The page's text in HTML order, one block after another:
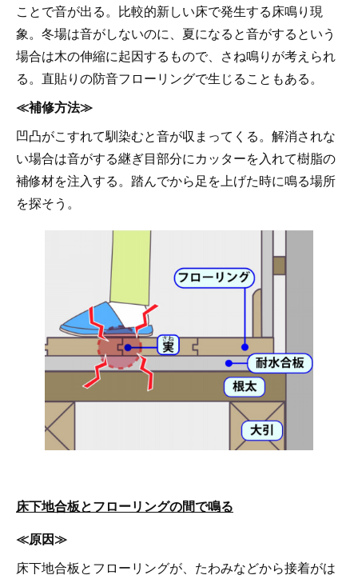
ことで音が出る。比較的新しい床で発生する床鳴り現
象。冬場は音がしないのに、夏になると音がするという
場合は木の伸縮に起因するもので、さね鳴りが考えられ
る。直貼りの防音フローリングで生じることもある。
≪補修方法≫
凹凸がこすれて馴染むと音が収まってくる。解消されな
い場合は音がする継ぎ目部分にカッターを入れて樹脂の
補修材を注入する。踏んでから足を上げた時に鳴る場所
を探そう。
床下地合板とフローリングの間で鳴る
≪原因≫
床下地合板とフローリングが、たわみなどから接着がは